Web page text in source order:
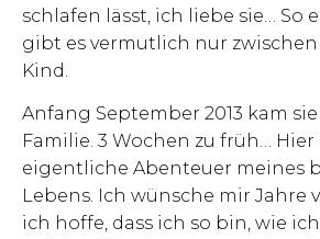
schlafen lässt, ich liebe sie… So
gibt es vermutlich nur
Kind.
Anfang September 2013 kam
Familie. 3 Wochen zu früh…
eigentliche Abenteuer meines
Lebens. Ich wünsche mir Jahre
ich hoffe, dass ich so bin, wie